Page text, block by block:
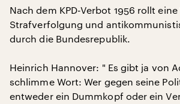
Nach dem KPD-Verbot 1956 rollt
Strafverfolgung und
durch die Bundesrepublik.
Heinrich Hannover: " Es gibt ja von
schlimme Wort: Wer gegen seine
entweder ein Dummkopf oder ein